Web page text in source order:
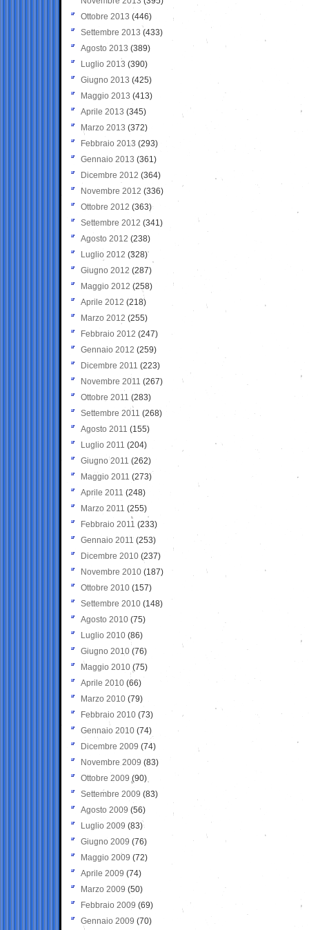
Ottobre 2013 (446)
Settembre 2013 (433)
Agosto 2013 (389)
Luglio 2013 (390)
Giugno 2013 (425)
Maggio 2013 (413)
Aprile 2013 (345)
Marzo 2013 (372)
Febbraio 2013 (293)
Gennaio 2013 (361)
Dicembre 2012 (364)
Novembre 2012 (336)
Ottobre 2012 (363)
Settembre 2012 (341)
Agosto 2012 (238)
Luglio 2012 (328)
Giugno 2012 (287)
Maggio 2012 (258)
Aprile 2012 (218)
Marzo 2012 (255)
Febbraio 2012 (247)
Gennaio 2012 (259)
Dicembre 2011 (223)
Novembre 2011 (267)
Ottobre 2011 (283)
Settembre 2011 (268)
Agosto 2011 (155)
Luglio 2011 (204)
Giugno 2011 (262)
Maggio 2011 (273)
Aprile 2011 (248)
Marzo 2011 (255)
Febbraio 2011 (233)
Gennaio 2011 (253)
Dicembre 2010 (237)
Novembre 2010 (187)
Ottobre 2010 (157)
Settembre 2010 (148)
Agosto 2010 (75)
Luglio 2010 (86)
Giugno 2010 (76)
Maggio 2010 (75)
Aprile 2010 (66)
Marzo 2010 (79)
Febbraio 2010 (73)
Gennaio 2010 (74)
Dicembre 2009 (74)
Novembre 2009 (83)
Ottobre 2009 (90)
Settembre 2009 (83)
Agosto 2009 (56)
Luglio 2009 (83)
Giugno 2009 (76)
Maggio 2009 (72)
Aprile 2009 (74)
Marzo 2009 (50)
Febbraio 2009 (69)
Gennaio 2009 (70)